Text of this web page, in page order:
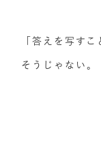
「答えを写す
そうじゃない。